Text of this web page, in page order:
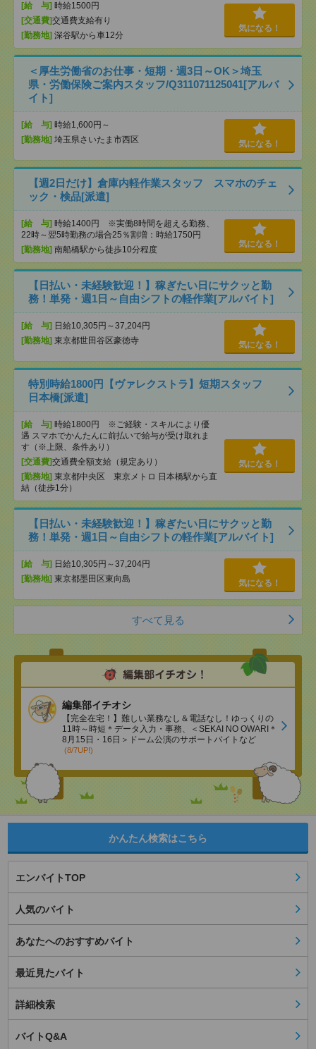
[給 与] 時給1500円
[交通費]交通費支給有り
[勤務地] 深谷駅から車12分
気になる！
＜厚生労働省のお仕事・短期・週3日～OK＞埼玉
県・労働保険ご案内スタッフ/Q311071125041[アルバ
イト]
[給 与] 時給1,600円～
[勤務地] 埼玉県さいたま市西区 気になる！
【週2日だけ】倉庫内軽作業スタッフ スマホのチェ
ック・検品[派遣]
[給 与] 時給1400円 ※実働8時間を超える勤務、
22時～翌5時勤務の場合25％割増：時給1750円
[勤務地] 南船橋駅から徒歩10分程度
気になる！
【日払い・未経験歓迎！】稼ぎたい日にサクッと勤
務！単発・週1日～自由シフトの軽作業[アルバイト]
[給 与] 日給10,305円～37,204円
[勤務地] 東京都世田谷区豪徳寺 気になる！
特別時給1800円【ヴァレクストラ】短期スタッフ
日本橋[派遣]
[給 与] 時給1800円 ※ご経験・スキルにより優
遇 スマホでかんたんに前払いで給与が受け取れま
す（※上限、条件あり）
[交通費]交通費全額支給（規定あり）
[勤務地] 東京都中央区 東京メトロ 日本橋駅から直
結（徒歩1分）
気になる！
【日払い・未経験歓迎！】稼ぎたい日にサクッと勤
務！単発・週1日～自由シフトの軽作業[アルバイト]
[給 与] 日給10,305円～37,204円
[勤務地] 東京都墨田区東向島 気になる！
すべて見る
編集部イチオシ
【完全在宅！】難しい業務なし＆電話なし！ゆっくりの
11時～時短＊データ入力・事務、＜SEKAI NO OWARI＊
8月15日・16日＞ドーム公演のサポートバイトなど
(8/7UP!)
かんたん検索はこちら
エンバイトTOP
人気のバイト
あなたへのおすすめバイト
最近見たバイト
詳細検索
バイトQ&A